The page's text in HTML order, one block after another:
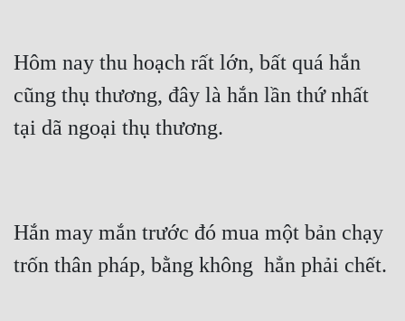
Đẹp Hiệp
Tính Cách Nhân Vật :
Vô Sỉ
Điềm Đạm
Hôm nay thu hoạch rất lớn, bất quá hắn
cũng thụ thương, đây là hắn lần thứ nhất
tại dã ngoại thụ thương.
Hắn may mắn trước đó mua một bản chạy
trốn thân pháp, bằng không  hẳn phải chết.